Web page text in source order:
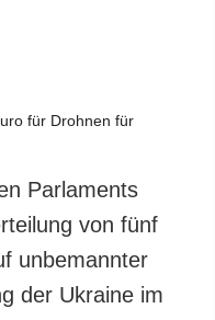
Parlaments
von fünf
unbemannter
der Ukraine im